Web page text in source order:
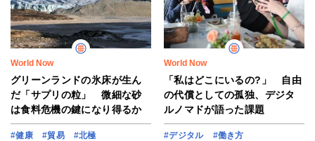
World Now
グリーンランドの氷床が生ん
だ「サプリの粒」 微細な砂
は食料危機の鍵になり得るか
#健康 #貿易
#北極
World Now
「私はどこにいるの?」 自由
の代償としての孤独、デジタ
ルノマドが語った課題
#デジタル #働き方